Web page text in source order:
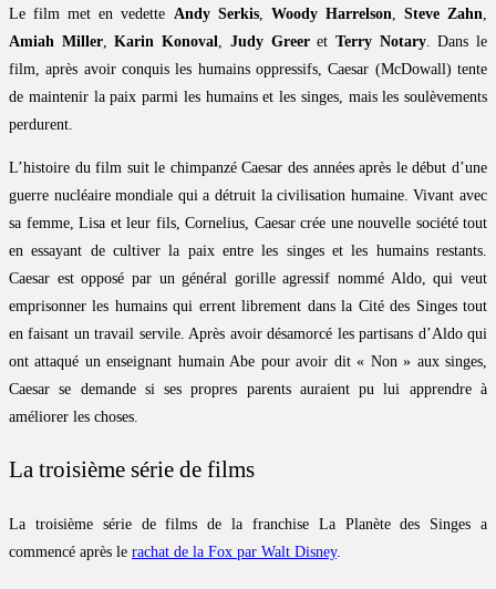
Le film met en vedette Andy Serkis, Woody Harrelson Steve Zahn
Amiah Miller,Karin Konoval Judy Greeret Terry Notary. Dans le
film, après avoir conquis les humains oppressifs, Caesar (McDowall) tente
de maintenir la paix parmi les humains et les singes, mais les soulèvements
perdurent.
L’histoire du film suit le chimpanzé Caesar des années après le début d’une
guerre nucléaire mondiale qui a détruit la civilisation humaine. Vivant avec
sa femme, Lisa et leur fils, Cornelius, Caesar crée une nouvelle société tout
en essayant de cultiver la paix entre les singes et les humains restants.
Caesar est opposé par un général gorille agressif nommé Aldo, qui veut
emprisonner les humains qui errent librement dans la Cité des Singes tout
en faisant un travail servile. Après avoir désamorcé les partisans d’Aldo qui
ont attaqué un enseignant humain Abe pour avoir dit « Non » aux singes,
Caesar se demande si ses propres parents auraient pu lui apprendre à
améliorer les choses.
La troisième série de films
La troisième série de films de la franchise La Planète des Singes a
commencé après le rachat de la Fox par Walt Disney.